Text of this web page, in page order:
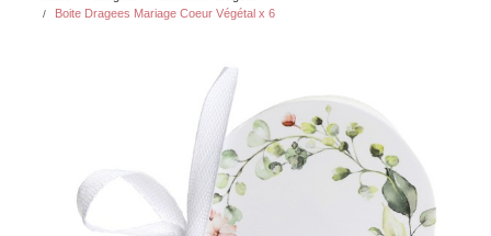
Boite Dragees Mariage Coeur Végétal x 6